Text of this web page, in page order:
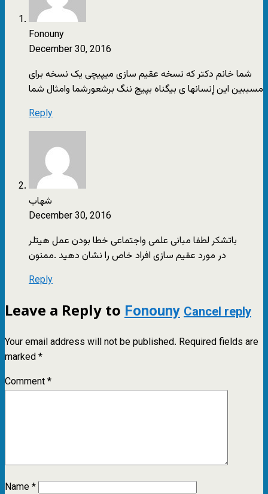
Fonouny
December 30, 2016
شما خانم دکتر که نسخه عقیم سازى میپیچى یک نسخه براى
مسببین این إنسانها ى بیگناه بپیچ ننگ برشعورشما وامثال شما
Reply
شهاب
December 30, 2016
باتشکر لطفا مبانی علمی واجتماعی خطا بودن عمل هیتلر
در مورد عقیم سازی افراد خاص را نشان دهید .ممنون
Reply
Leave a Reply to FonounyCancel reply
Your email address will not be published. Required fields are
marked*
Comment*
Name*